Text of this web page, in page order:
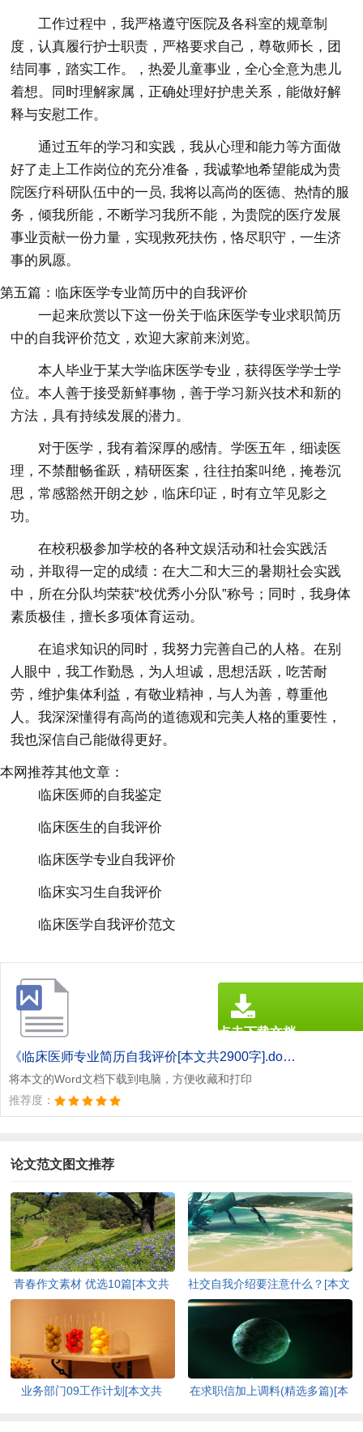
工作过程中，我严格遵守医院及各科室的规章制
度，认真履行护士职责，严格要求自己，尊敬师长，团
结同事，踏实工作。，热爱儿童事业，全心全意为患儿
着想。同时理解家属，正确处理好护患关系，能做好解
释与安慰工作。
通过五年的学习和实践，我从心理和能力等方面做
好了走上工作岗位的充分准备，我诚挚地希望能成为贵
院医疗科研队伍中的一员, 我将以高尚的医德、热情的服
务，倾我所能，不断学习我所不能，为贵院的医疗发展
事业贡献一份力量，实现救死扶伤，恪尽职守，一生济
事的夙愿。
第五篇：临床医学专业简历中的自我评价
一起来欣赏以下这一份关于临床医学专业求职简历
中的自我评价范文，欢迎大家前来浏览。
本人毕业于某大学临床医学专业，获得医学学士学
位。本人善于接受新鲜事物，善于学习新兴技术和新的
方法，具有持续发展的潜力。
对于医学，我有着深厚的感情。学医五年，细读医
理，不禁酣畅雀跃，精研医案，往往拍案叫绝，掩卷沉
思，常感豁然开朗之妙，临床印证，时有立竿见影之
功。
在校积极参加学校的各种文娱活动和社会实践活
动，并取得一定的成绩：在大二和大三的暑期社会实践
中，所在分队均荣获“校优秀小分队”称号；同时，我身体
素质极佳，擅长多项体育运动。
在追求知识的同时，我努力完善自己的人格。在别
人眼中，我工作勤恳，为人坦诚，思想活跃，吃苦耐
劳，维护集体利益，有敬业精神，与人为善，尊重他
人。我深深懂得有高尚的道德观和完美人格的重要性，
我也深信自己能做得更好。
本网推荐其他文章：
临床医师的自我鉴定
临床医生的自我评价
临床医学专业自我评价
临床实习生自我评价
临床医学自我评价范文
《临床医师专业简历自我评价[本文共2900字].doc》
将本文的Word文档下载到电脑，方便收藏和打印
推荐度：
点击下载文档
文档为doc格式
论文范文图文推荐
青春作文素材 优选10篇[本文共
社交自我介绍要注意什么？[本文
共5473字]
业务部门09工作计划[本文共
在求职信加上调料(精选多篇)[本